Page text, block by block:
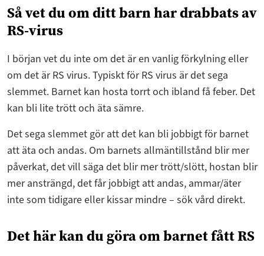
Så vet du om ditt barn har drabbats av
RS-virus
I början vet du inte om det är en vanlig förkylning eller
om det är RS virus. Typiskt för RS virus är det sega
slemmet. Barnet kan hosta torrt och ibland få feber. Det
kan bli lite trött och äta sämre.
Det sega slemmet gör att det kan bli jobbigt för barnet
att äta och andas. Om barnets allmäntillstånd blir mer
påverkat, det vill säga det blir mer trött/slött, hostan blir
mer ansträngd, det får jobbigt att andas, ammar/äter
inte som tidigare eller kissar mindre – sök vård direkt.
Det här kan du göra om barnet fått RS